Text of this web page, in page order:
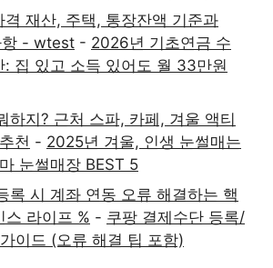
격 재산, 주택, 통장잔액 기준과
항 - wtest - 2026년 기초연금 수
: 집 있고 소득 있어도 월 33만원
하지? 근처 스파, 카페, 겨울 액티
천 - 2025년 겨울, 인생 눈썰매는
눈썰매장 BEST 5
록 시 계좌 연동 오류 해결하는 핵
라이프 % - 쿠팡 결제수단 등록/
이드 (오류 해결 팁 포함)